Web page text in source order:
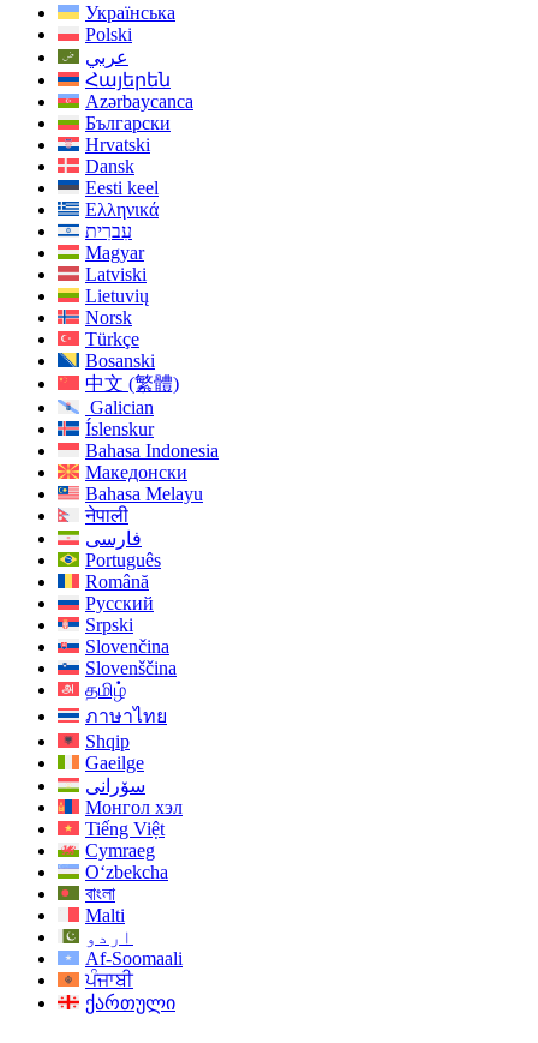
Українська
Polski
عربي
Հայերեն
Azərbaycanca
Български
Hrvatski
Dansk
Eesti keel
Ελληνικά
עִברִית
Magyar
Latviski
Lietuvių
Norsk
Türkçe
Bosanski
中文 (繁體)
Galician
Íslenskur
Bahasa Indonesia
Македонски
Bahasa Melayu
नेपाली
فارسی
Português
Română
Русский
Srpski
Slovenčina
Slovenščina
தமிழ்
ภาษาไทย
Shqip
Gaeilge
سۆرانی
Монгол хэл
Tiếng Việt
Cymraeg
O‘zbekcha
বাংলা
Malti
اردو
Af-Soomaali
ਪੰਜਾਬੀ
ქართული